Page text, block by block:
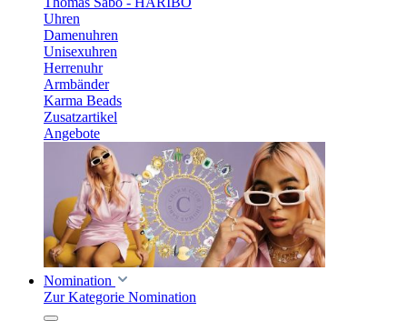
Uhren
Damenuhren
Unisexuhren
Herrenuhr
Armbänder
Karma Beads
Zusatzartikel
Angebote
Nomination
Zur Kategorie Nomination